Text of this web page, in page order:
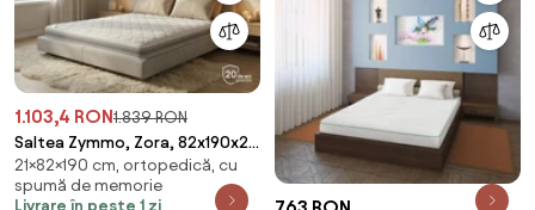
1.103,4 RON1.839 RON
Saltea Zymmo, Zora, 82x190x21,
Medie-tare
21×82×190 cm, ortopedică, cu
spumă de memorie
Livrare în peste 1 zi